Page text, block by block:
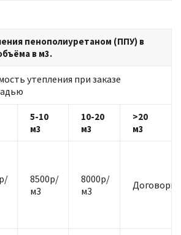
пенополиуретаном (ППУ) в
в м3.
утепления при заказе
5-10
м3
10-20
м3
>20
м3
8500р/
м3
8000р/
м3